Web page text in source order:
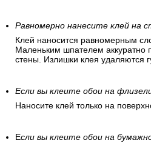
Равномерно нанесите клей на
Клей наносится равномерным
Маленьким шпателем аккуратно
стены. Излишки клея удаляются
Если вы клеите обои на
Наносите клей только на
Если вы клеите обои на